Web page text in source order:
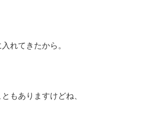
れてきたから。
もありますけどね、